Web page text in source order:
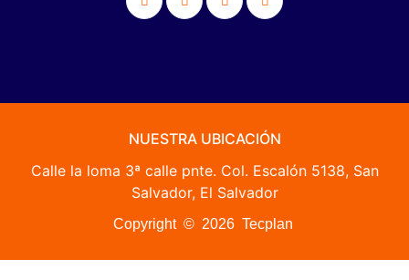
NUESTRA UBICACIÓN
Calle la loma 3ª calle pnte. Col. Escalón 5138, San
Salvador, El Salvador
Copyright © 2026 Tecplan